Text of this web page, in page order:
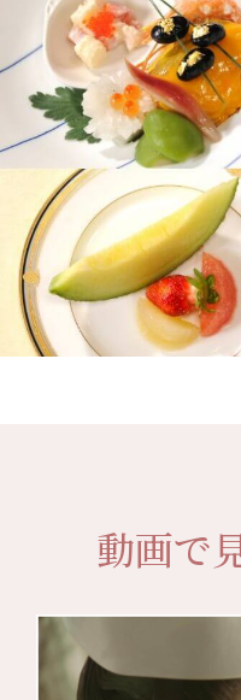
動画で